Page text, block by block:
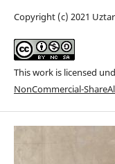
Copyright (c) 2021
This work is licensed
NonCommercial-